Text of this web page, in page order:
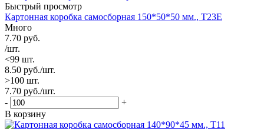
Быстрый просмотр
Картонная коробка самосборная 150*50*50 мм., Т23Е
Много
7.70 руб.
/шт.
<99 шт.
8.50 руб./шт.
>100 шт.
7.70 руб./шт.
-
+
В корзину